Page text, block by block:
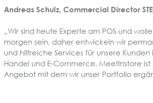
Andreas Schulz, Commercial Director
„Wir sind heute Experte am POS und
morgen sein, daher entwickeln wir
und hilfreiche Services für unsere
Handel und E-Commerce. MeetInstore ist
Angebot mit dem wir unser Portfolio